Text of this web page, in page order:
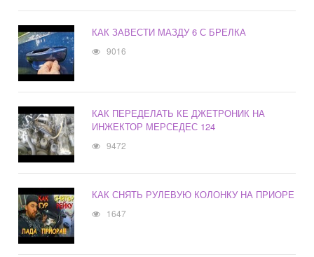
КАК ЗАВЕСТИ МАЗДУ 6 С БРЕЛКА
9016
КАК ПЕРЕДЕЛАТЬ КЕ ДЖЕТРОНИК НА
ИНЖЕКТОР МЕРСЕДЕС 124
9472
КАК СНЯТЬ РУЛЕВУЮ КОЛОНКУ НА ПРИОРЕ
1647